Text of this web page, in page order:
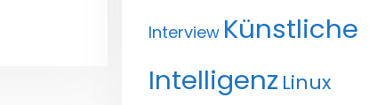
Interview Künstliche
Intelligenz Linux